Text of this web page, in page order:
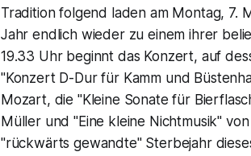
Tradition folgend laden am Montag, 7.
Jahr endlich wieder zu einem ihrer
19.33 Uhr beginnt das Konzert, auf
"Konzert D-Dur für Kamm und
Mozart, die "Kleine Sonate für
Müller und "Eine kleine Nichtmusik"
"rückwärts gewandte" Sterbejahr